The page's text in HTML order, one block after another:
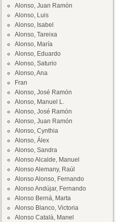
Alonso, Juan Ramón
Alonso, Luis
Alonso, Isabel
Alonso, Tareixa
Alonso, María
Alonso, Eduardo
Alonso, Saturio
Alonso, Ana
Fran
Alonso, José Ramón
Alonso, Manuel L.
Alonso, José Ramón
Alonso, Juan Ramón
Alonso, Cynthia
Alonso, Álex
Alonso, Sandra
Alonso Alcalde, Manuel
Alonso Alemany, Raúl
Alonso Alonso, Fernando
Alonso Andújar, Fernando
Alonso Berná, Marta
Alonso Blanco, Victoria
Alonso Català, Manel